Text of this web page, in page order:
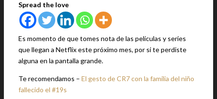
Spread the love
Es momento de que tomes nota de las películas y series
que llegan a Netflix este próximo mes, por si te perdiste
alguna en la pantalla grande.
Te recomendamos – El gesto de CR7 con la familia del niño
fallecido el #19s